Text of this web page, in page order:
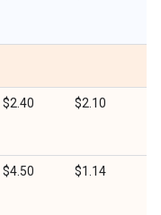
$2.40 $2.10
$4.50 $1.14